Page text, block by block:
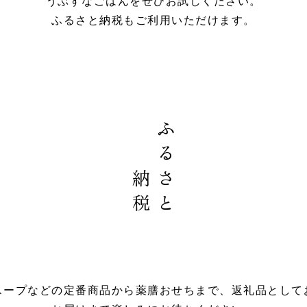
ふるさと納税もご利用いただけます。
ふるさと
納税
プなどの定番商品から薬膳おせちまで、返礼品として